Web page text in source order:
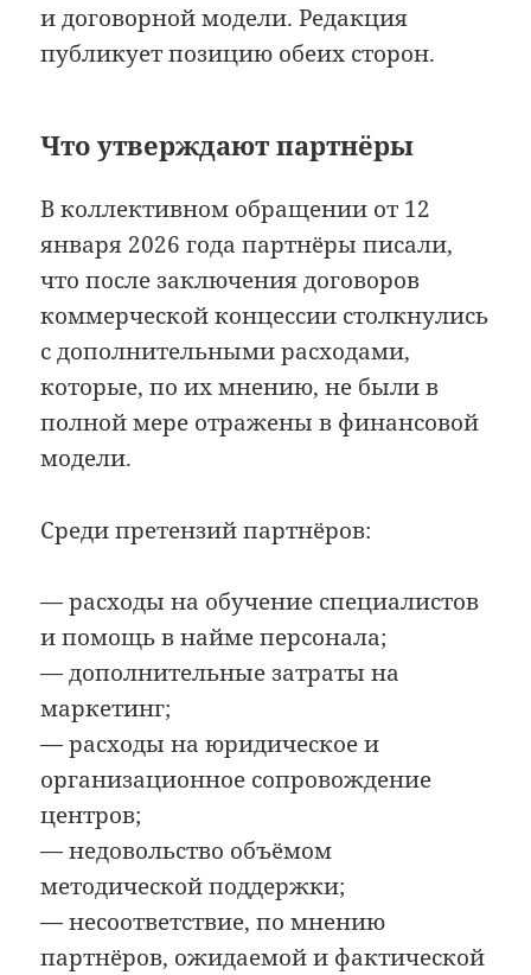
и договорной модели. Редакция
публикует позицию обеих сторон.
Что утверждают партнёры
В коллективном обращении от 12
января 2026 года партнёры писали,
что после заключения договоров
коммерческой концессии столкнулись
с дополнительными расходами,
которые, по их мнению, не были в
полной мере отражены в финансовой
модели.
Среди претензий партнёров:
— расходы на обучение специалистов
и помощь в найме персонала;
— дополнительные затраты на
маркетинг;
— расходы на юридическое и
организационное сопровождение
центров;
— недовольство объёмом
методической поддержки;
— несоответствие, по мнению
партнёров, ожидаемой и фактической